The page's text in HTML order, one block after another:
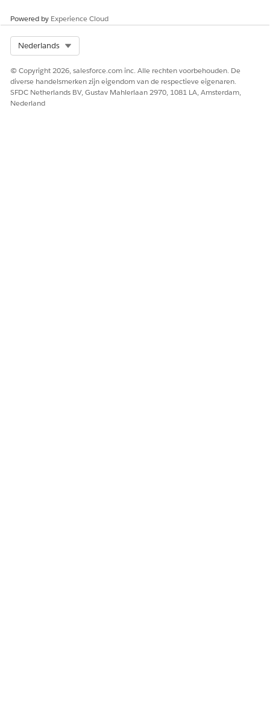
binnen 24 uur geleverd en hij ontvangt
toegangsinstructies via e-mail.
HEEFT DIT ARTIKEL UW PROBLEEM OPGELOST?
Laat ons weten wat we kunnen doen om te verbeteren!
Powered by Experience Cloud
Nederlands
© Copyright 2026, salesforce.com inc. Alle rechten voorbehouden. De
diverse handelsmerken zijn eigendom van de respectieve eigenaren.
SFDC Netherlands BV, Gustav Mahlerlaan 2970, 1081 LA, Amsterdam,
Nederland